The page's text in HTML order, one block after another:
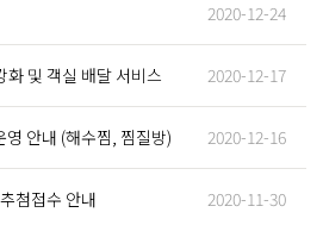
2020-12-24
화 및 객실 배달 서비스 2020-12-17
안내 (해수찜, 찜질방) 2020-12-16
첨접수 안내 2020-11-30